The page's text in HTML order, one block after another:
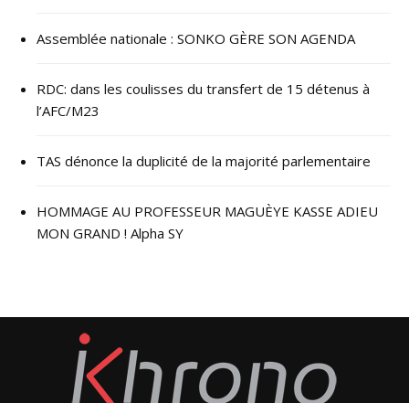
Assemblée nationale : SONKO GÈRE SON AGENDA
RDC: dans les coulisses du transfert de 15 détenus à
l’AFC/M23
TAS dénonce la duplicité de la majorité parlementaire
HOMMAGE AU PROFESSEUR MAGUÈYE KASSE ADIEU
MON GRAND ! Alpha SY